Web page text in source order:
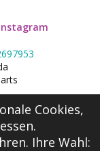
Cookies,
Ihre Wahl: